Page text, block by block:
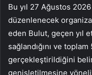
Bu yıl 27 Ağustos
düzenlenecek
eden Bulut, geçen yıl
sağlandığını ve
gerçekleştirildiğini
genişletilmesine